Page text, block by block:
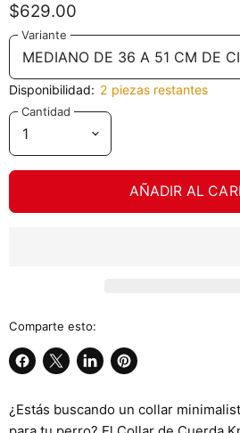
$629.00
Variante
Disponibilidad: 2 piezas restantes
Cantidad
AÑADIR AL
Comparte esto:
Compartir
Facebook
Compartir
X
Compartir
LinkedIn
Guardar
Pinterest
¿Estás buscando un collar